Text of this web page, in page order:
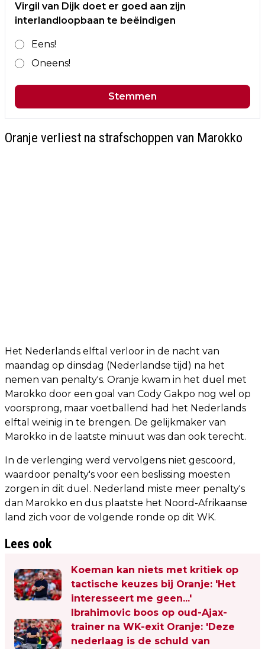
Virgil van Dijk doet er goed aan zijn
interlandloopbaan te beëindigen
Eens!
Oneens!
Stemmen
Oranje verliest na strafschoppen van Marokko
Het Nederlands elftal verloor in de nacht van
maandag op dinsdag (Nederlandse tijd) na het
nemen van penalty's. Oranje kwam in het duel met
Marokko door een goal van Cody Gakpo nog wel op
voorsprong, maar voetballend had het Nederlands
elftal weinig in te brengen. De gelijkmaker van
Marokko in de laatste minuut was dan ook terecht.
In de verlenging werd vervolgens niet gescoord,
waardoor penalty's voor een beslissing moesten
zorgen in dit duel. Nederland miste meer penalty's
dan Marokko en dus plaatste het Noord-Afrikaanse
land zich voor de volgende ronde op dit WK.
Lees ook
Koeman kan niets met kritiek op
tactische keuzes bij Oranje: 'Het
interesseert me geen...'
Ibrahimovic boos op oud-Ajax-
trainer na WK-exit Oranje: 'Deze
nederlaag is de schuld van